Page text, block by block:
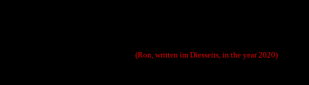
(Ron, written im Diesseits, in the year 2020)